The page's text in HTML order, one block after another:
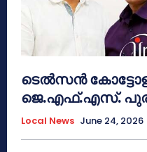
ടെൽസൻ
ജെ.എഫ്.എസ്.
Local News June 24, 2026